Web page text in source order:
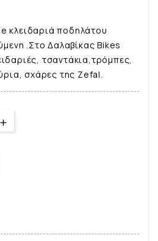
κλειδαριά ποδηλάτου
.Στο Δαλαβίκας Bikes
τσαντάκια,τρόμπες,
σχάρες της Zefal.